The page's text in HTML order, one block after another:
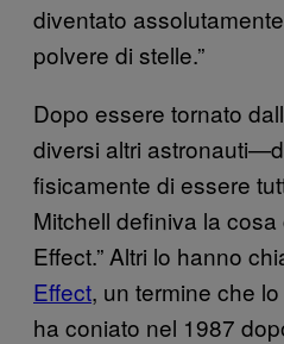
diventato
polvere di stelle.”
Dopo essere tornato
diversi altri
fisicamente di essere
Mitchell definiva la cosa
Effect.” Altri lo hanno
Effect, un termine che
ha coniato nel 1987